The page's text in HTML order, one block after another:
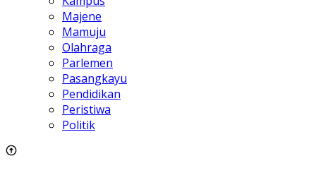
Majene
Mamuju
Olahraga
Parlemen
Pasangkayu
Pendidikan
Peristiwa
Politik